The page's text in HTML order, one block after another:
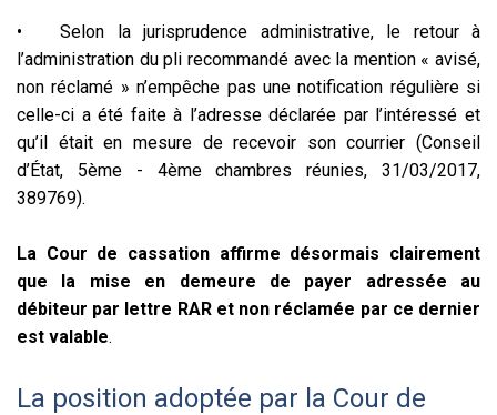
• Selon la jurisprudence administrative, le retour à
l’administration du pli recommandé avec la mention « avisé,
non réclamé » n’empêche pas une notification régulière si
celle-ci a été faite à l’adresse déclarée par l’intéressé et
qu’il était en mesure de recevoir son courrier (Conseil
d’État, 5ème - 4ème chambres réunies, 31/03/2017,
389769).
La Cour de cassation affirme désormais clairement
que la mise en demeure de payer adressée au
débiteur par lettre RAR et non réclamée par ce dernier
est valable.
La position adoptée par la Cour de